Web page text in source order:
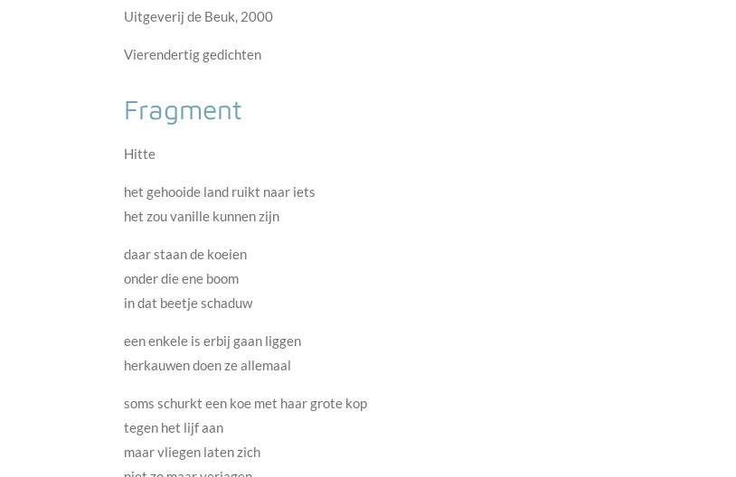
Uitgeverij de Beuk, 2000
Vierendertig gedichten
Fragment
Hitte
het gehooide land ruikt naar iets
het zou vanille kunnen zijn
daar staan de koeien
onder die ene boom
in dat beetje schaduw
een enkele is erbij gaan liggen
herkauwen doen ze allemaal
soms schurkt een koe met haar grote kop
tegen het lijf aan
maar vliegen laten zich